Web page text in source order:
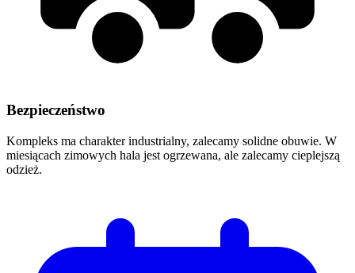
Bezpieczeństwo
Kompleks ma charakter industrialny, zalecamy solidne obuwie. W
miesiącach zimowych hala jest ogrzewana, ale zalecamy cieplejszą
odzież.